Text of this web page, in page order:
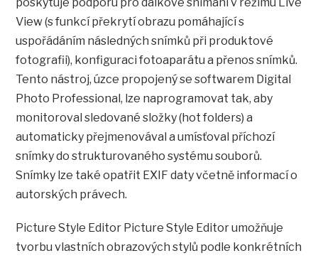
View (s funkcí překrytí obrazu pomáhající s
uspořádáním následných snímků při produktové
fotografii), konfiguraci fotoaparátu a přenos snímků.
Tento nástroj, úzce propojený se softwarem Digital
Photo Professional, lze naprogramovat tak, aby
monitoroval sledované složky (hot folders) a
automaticky přejmenovával a umísťoval příchozí
snímky do strukturovaného systému souborů.
Snímky lze také opatřit EXIF daty včetně informací o
autorských právech.
Picture Style Editor Picture Style Editor umožňuje
tvorbu vlastních obrazových stylů podle konkrétních